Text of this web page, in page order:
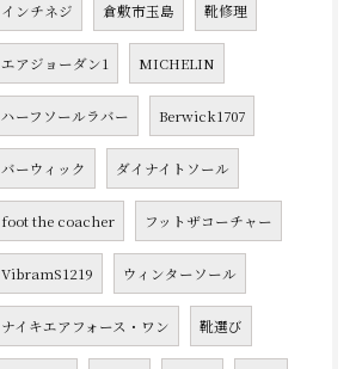
インチネジ 倉敷市玉島 靴修理
エアジョーダン1 MICHELIN
ハーフソールラバー Berwick1707
バーウィック ダイナイトソール
foot the coacher フットザコーチャー
VibramS1219 ウィンターソール
ナイキエアフォース・ワン 靴選び